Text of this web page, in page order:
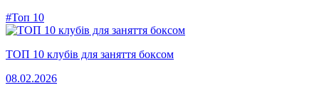
#Топ 10
ТОП 10 клубів для заняття боксом
08.02.2026